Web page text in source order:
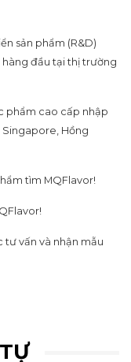
sản phẩm (R&D)
đầu tại thị trường
phẩm cao cấp nhập
Singapore, Hồng
tìm MQFlavor!
tư vấn và nhận mẫu